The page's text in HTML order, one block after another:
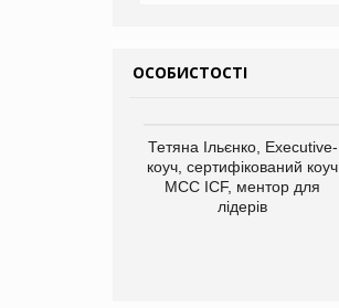
ОСОБИСТОСТІ
Тетяна Ільєнко, Executive-
коуч, сертифікований коуч
МСС ICF, ментор для
лідерів